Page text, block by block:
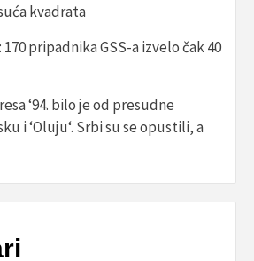
kvadrata
pripadnika GSS-a izvelo čak 40
‘94. bilo je od presudne
i ‘Oluju‘. Srbi su se opustili, a